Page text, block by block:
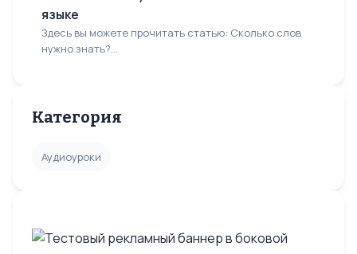
языке
Здесь вы можете прочитать статью: Сколько слов
нужно знать?...
Категория
Аудиоуроки